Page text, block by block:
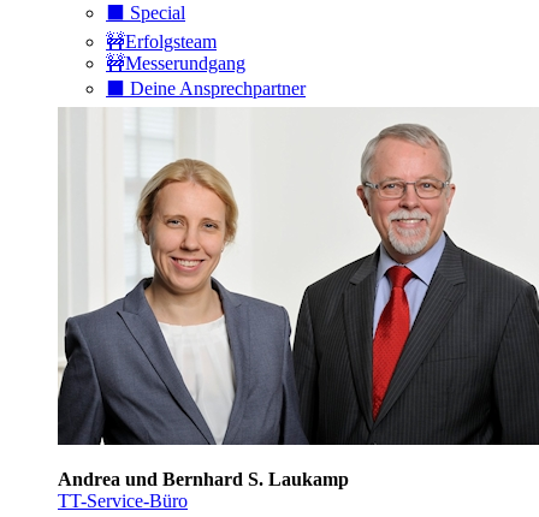
⬛️ Special
🚧Erfolgsteam
🚧Messerundgang
⬛️ Deine Ansprechpartner
Andrea und Bernhard S. Laukamp
TT-Service-Büro